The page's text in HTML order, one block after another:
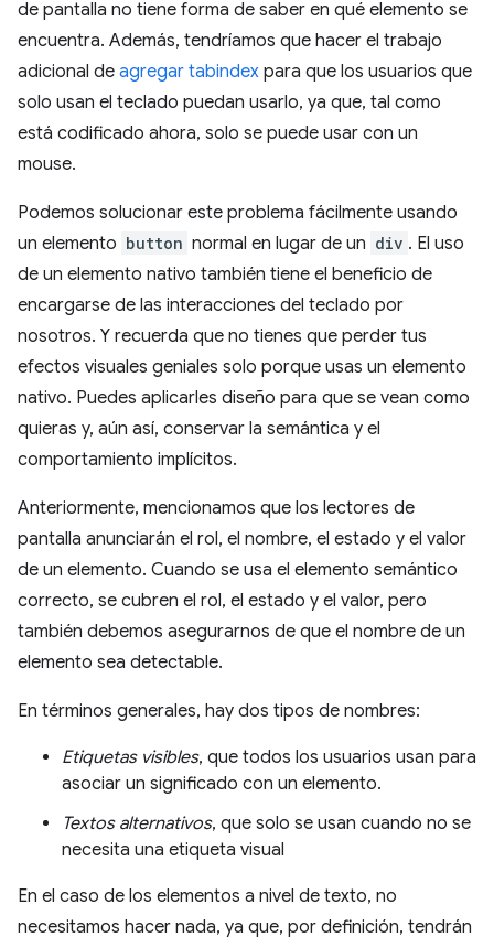
de pantalla no tiene forma de saber en qué elemento se
encuentra. Además, tendríamos que hacer el trabajo
adicional de agregar tabindex para que los usuarios que
solo usan el teclado puedan usarlo, ya que, tal como
está codificado ahora, solo se puede usar con un
mouse.
Podemos solucionar este problema fácilmente usando
un elemento button normal en lugar de un div . El uso
de un elemento nativo también tiene el beneficio de
encargarse de las interacciones del teclado por
nosotros. Y recuerda que no tienes que perder tus
efectos visuales geniales solo porque usas un elemento
nativo. Puedes aplicarles diseño para que se vean como
quieras y, aún así, conservar la semántica y el
comportamiento implícitos.
Anteriormente, mencionamos que los lectores de
pantalla anunciarán el rol, el nombre, el estado y el valor
de un elemento. Cuando se usa el elemento semántico
correcto, se cubren el rol, el estado y el valor, pero
también debemos asegurarnos de que el nombre de un
elemento sea detectable.
En términos generales, hay dos tipos de nombres:
Etiquetas visibles, que todos los usuarios usan para
asociar un significado con un elemento.
Textos alternativos, que solo se usan cuando no se
necesita una etiqueta visual
En el caso de los elementos a nivel de texto, no
necesitamos hacer nada, ya que, por definición, tendrán